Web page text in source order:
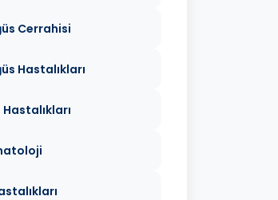
Cerrahisi
Hastalıkları
Hastalıkları